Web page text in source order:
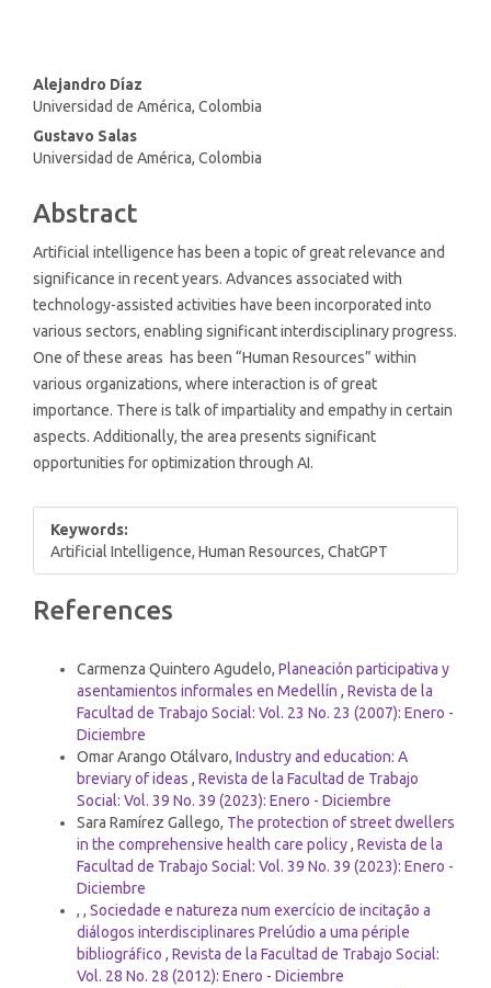
Main
Article
Content
Alejandro Díaz
Universidad de América, Colombia
Gustavo Salas
Universidad de América, Colombia
Abstract
Artificial intelligence has been a topic of great relevance and
significance in recent years. Advances associated with
technology-assisted activities have been incorporated into
various sectors, enabling significant interdisciplinary progress.
One of these areas has been “Human Resources” within
various organizations, where interaction is of great
importance. There is talk of impartiality and empathy in certain
aspects. Additionally, the area presents significant
opportunities for optimization through AI.
Keywords:
Artificial Intelligence, Human Resources, ChatGPT
Article
References
Carmenza Quintero Agudelo, Planeación participativa y
asentamientos informales en Medellín , Revista de la
Facultad de Trabajo Social: Vol. 23 No. 23 (2007): Enero -
Diciembre
Omar Arango Otálvaro, Industry and education: A
breviary of ideas , Revista de la Facultad de Trabajo
Social: Vol. 39 No. 39 (2023): Enero - Diciembre
Sara Ramírez Gallego, The protection of street dwellers
in the comprehensive health care policy, Revista de la
Facultad de Trabajo Social: Vol. 39 No. 39 (2023): Enero -
Diciembre
, , Sociedade e natureza num exercício de incitação a
diálogos interdisciplinares Prelúdio a uma périple
bibliográfico , Revista de la Facultad de Trabajo Social:
Vol. 28 No. 28 (2012): Enero - Diciembre